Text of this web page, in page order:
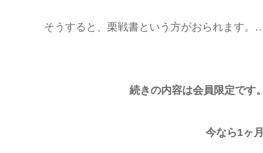
そうすると、栗戦書という方がおられます。
続きの内容は会員限定です
今なら1ヶ